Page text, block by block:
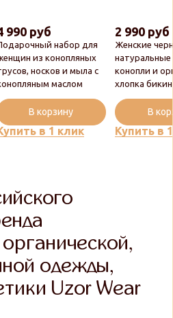
набор для
из конопляных
носков и мыла с
маслом
990 руб
в 1 клик
В корзину
Женские
конопли и
хлопка
2 990 руб
Купить в
В
одежды,
Uzor Wear